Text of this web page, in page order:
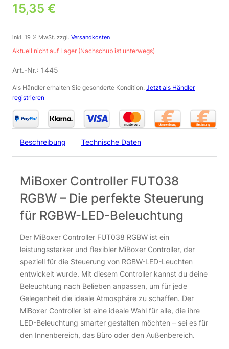
15,35 €
inkl. 19 % MwSt. zzgl.Versandkosten
Aktuell nicht auf Lager (Nachschub ist unterwegs)
Art.-Nr.: 1445
Als Händler erhalten Sie gesonderte Kondition. Jetzt als Händler
registrieren
Beschreibung Technische Daten
MiBoxer Controller FUT038
RGBW – Die perfekte Steuerung
für RGBW-LED-Beleuchtung
Der MiBoxer Controller FUT038 RGBW ist ein
leistungsstarker und flexibler MiBoxer Controller, der
speziell für die Steuerung von RGBW-LED-Leuchten
entwickelt wurde. Mit diesem Controller kannst du deine
Beleuchtung nach Belieben anpassen, um für jede
Gelegenheit die ideale Atmosphäre zu schaffen. Der
MiBoxer Controller ist eine ideale Wahl für alle, die ihre
LED-Beleuchtung smarter gestalten möchten – sei es für
den Innenbereich, das Büro oder den Außenbereich.